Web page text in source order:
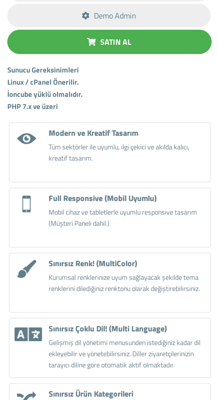
Demo Admin
SATIN AL
Sunucu Gereksinimleri
Linux / cPanel Önerilir.
İoncube yüklü olmalıdır.
PHP 7.x ve üzeri
Modern ve Kreatif Tasarım
Tüm sektörler ile uyumlu, ilgi çekici ve akılda kalıcı,
kreatif tasarım.
Full Responsive (Mobil Uyumlu)
Mobil cihaz ve tabletlerle uyumlu responsive tasarım
(Müşteri Paneli dahil.)
Sınırsız Renk! (MultiColor)
Kurumsal renklerinize uyum sağlayacak şekilde tema
renklerini dilediğiniz renktonu olarak değiştirebilirsiniz.
Sınırsız Çoklu Dil! (Multi Language)
Gelişmiş dil yönetimi menusunden istediğiniz kadar dil
ekleyebilir ve yönetebilirsiniz. Diller ziyaretçilerinizin
tarayıcı diline göre otomatik aktif olmaktadır.
Sınırsız Ürün Kategorileri